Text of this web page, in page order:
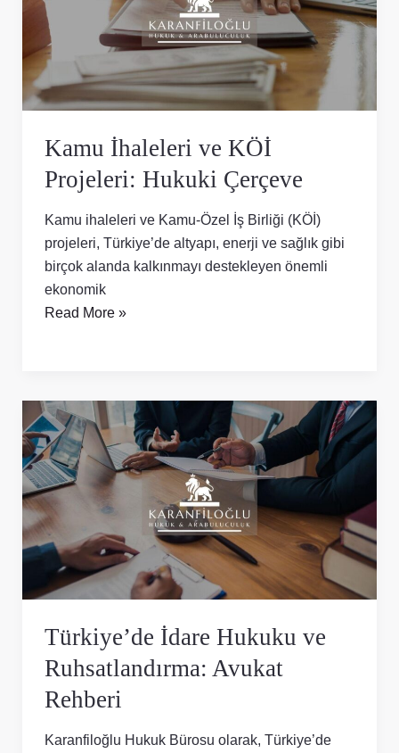
Kamu İhaleleri ve KÖİ
Projeleri: Hukuki Çerçeve
Kamu ihaleleri ve Kamu-Özel İş Birliği (KÖİ)
projeleri, Türkiye’de altyapı, enerji ve sağlık gibi
birçok alanda kalkınmayı destekleyen önemli
ekonomik
Projeleri:
Hukuki
Çerçeve
Read More »
Türkiye’de İdare Hukuku ve
Ruhsatlandırma: Avukat
Rehberi
Karanfiloğlu Hukuk Bürosu olarak, Türkiye’de
Türkiye’de
İdare
Hukuku
ve
Ruhsatlandırma:
Avukat
Rehberi